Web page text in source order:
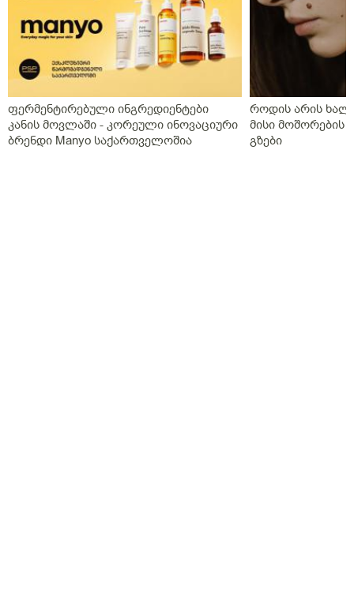
ფერმენტირებული ინგრედიენტები
კანის მოვლაში - კორეული ინოვაციური
ბრენდი Manyo საქართველოშია
როდის არის
მისი მოშორების
გზები